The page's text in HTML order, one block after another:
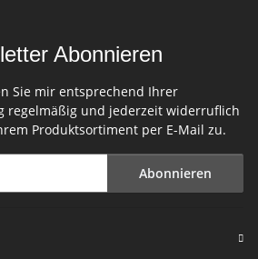
Abonnieren
Sie mir entsprechend Ihrer
regelmäßig und jederzeit widerruflich
Produktsortiment per E-Mail zu.
Abonnieren